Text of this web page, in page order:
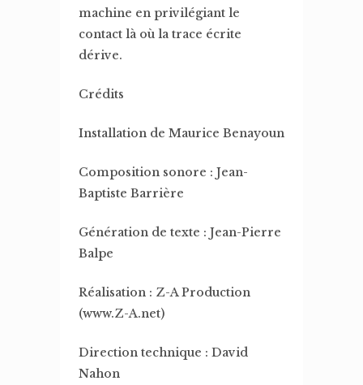
machine en privilégiant le
contact là où la trace écrite
dérive.
Crédits
Installation de Maurice Benayoun
Composition sonore : Jean-
Baptiste Barrière
Génération de texte : Jean-Pierre
Balpe
Réalisation : Z-A Production
(www.Z-A.net)
Direction technique : David
Nahon